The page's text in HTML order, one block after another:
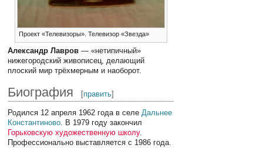
Проект «Телевизоры». Телевизор «Звезда»
Александр Лавров — «нетипичный»
нижегородский живописец, делающий
плоский мир трёхмерным и наоборот.
Биография [править]
Родился 12 апреля 1962 года в селе Дальнее
Константиново . В 1979 году закончил
Горьковскую художественную школу.
Профессионально выставляется с 1986 года.